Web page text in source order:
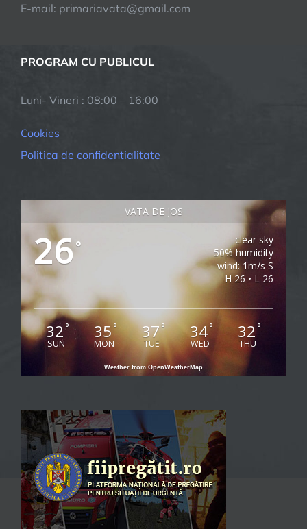
E-mail: primariavata@gmail.com
PROGRAM CU PUBLICUL
Luni- Vineri : 08:00 – 16:00
Cookies
Politica de confidentialitate
VATA DE JOS
26°
clear sky
50% humidity
wind: 1m/s S
H 26 • L 26
32°
SUN
35°
MON
37°
TUE
34°
WED
32°
THU
Weather from OpenWeatherMap